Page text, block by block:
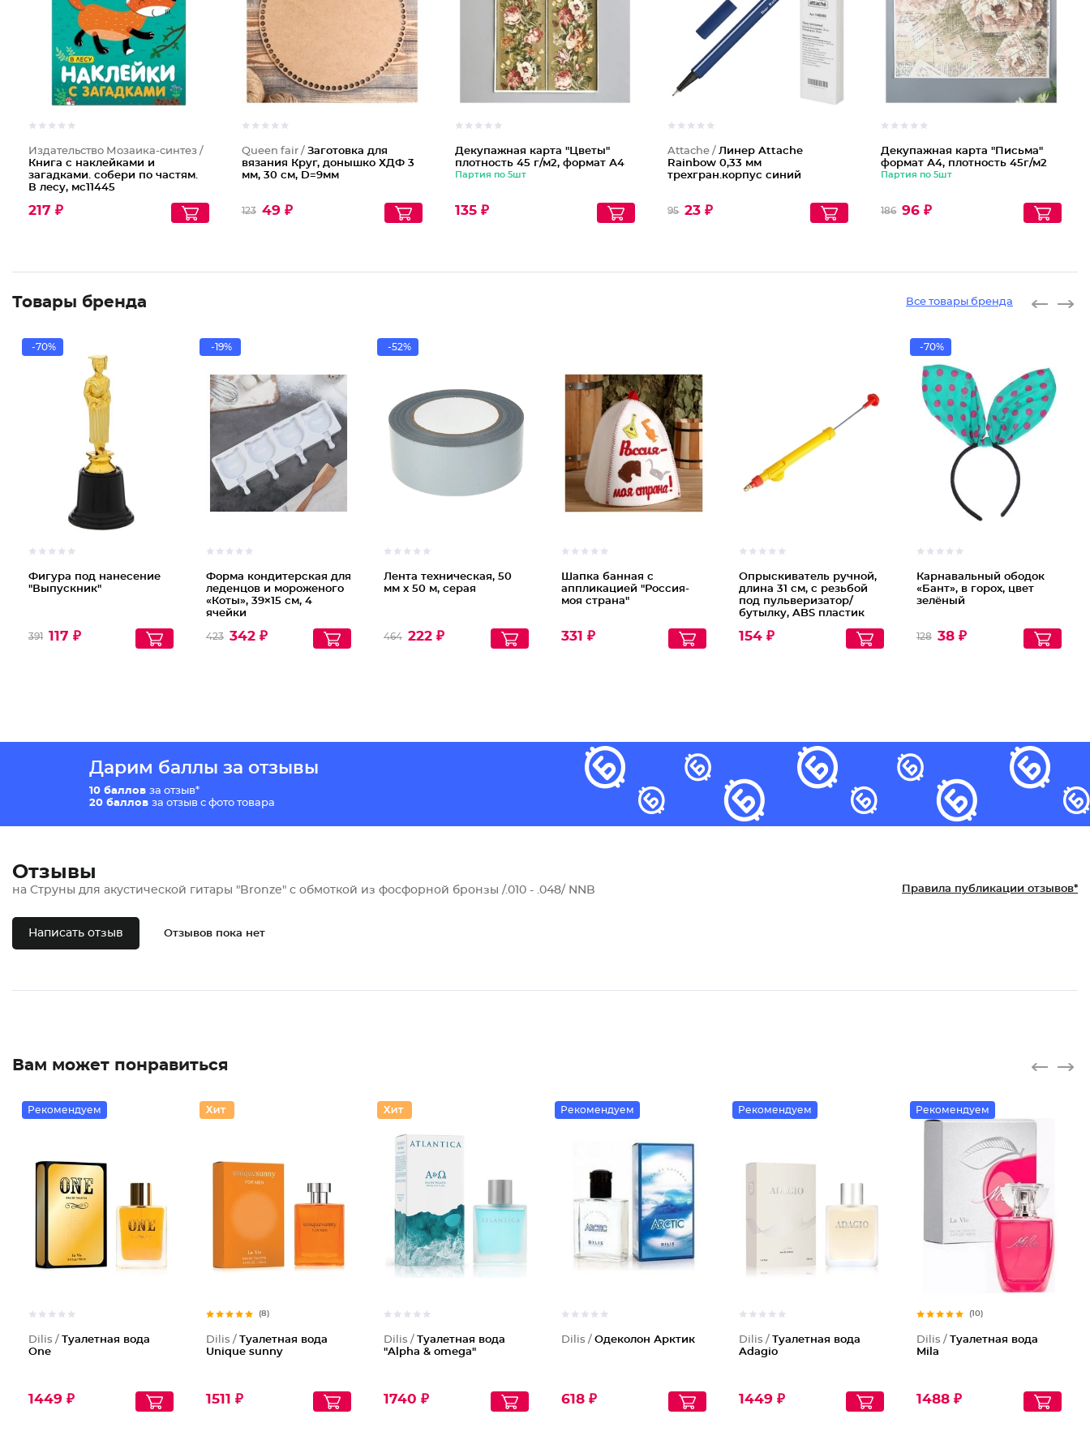
Издательство Мозаика-синтез /
Книга с наклейками и
загадками. собери по частям.
В лесу, мс11445
217 ₽
Queen fair / Заготовка для
вязания Круг, донышко ХДФ 3
мм, 30 см, D=9мм
123 49 ₽
Декупажная карта "Цветы"
плотность 45 г/м2, формат А4
Партия по 5шт
135 ₽
Attache /Линер Attache
Rainbow 0,33 мм
трехгран.корпус синий
95 23 ₽
Декупажная карта "Письма"
формат А4, плотность 45г/м2
Партия по 5шт
186 96 ₽
Товары бренда Все товары бренда
-70%
Фигура под нанесение
"Выпускник"
391 117 ₽
-19%
Форма кондитерская для
леденцов и мороженого
«Коты», 39×15 см, 4
ячейки
423 342 ₽
-52%
Лента техническая, 50
мм х 50 м, серая
464 222 ₽
Шапка банная с
аппликацией "Россия-
моя страна"
331 ₽
Опрыскиватель ручной,
длина 31 см, с резьбой
под пульверизатор/
бутылку, ABS пластик
154 ₽
-70%
Карнавальный ободок
«Бант», в горох, цвет
зелёный
128 38 ₽
Дарим баллы за отзывы
10 баллов за отзыв*
20 баллов за отзыв с фото товара
Отзывы
на Струны для акустической гитары "Bronze" с обмоткой из фосфорной бронзы /.010 - .048/ NNB Правила публикации отзывов*
Написать отзыв Отзывов пока нет
Вам может понравиться
Рекомендуем
Dilis /
Туалетная вода
One
1449 ₽
(8)
Dilis /
Туалетная вода
Unique sunny
1511 ₽
Dilis /
Туалетная вода
"Alpha & omega"
1740 ₽
Рекомендуем
Dilis / Одеколон Арктик
618 ₽
Рекомендуем
Dilis /
Туалетная вода
Adagio
1449 ₽
Рекомендуем
(10)
Dilis /
Туалетная вода
Mila
1488 ₽